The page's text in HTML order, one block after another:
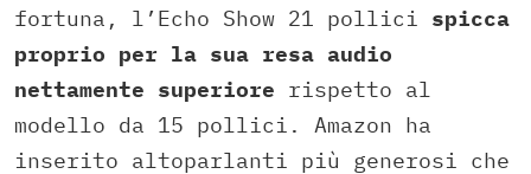
fortuna, l’Echo Show 21 pollici spicca
proprio per la sua resa audio
nettamente superiore rispetto al
modello da 15 pollici. Amazon ha
inserito altoparlanti più generosi che